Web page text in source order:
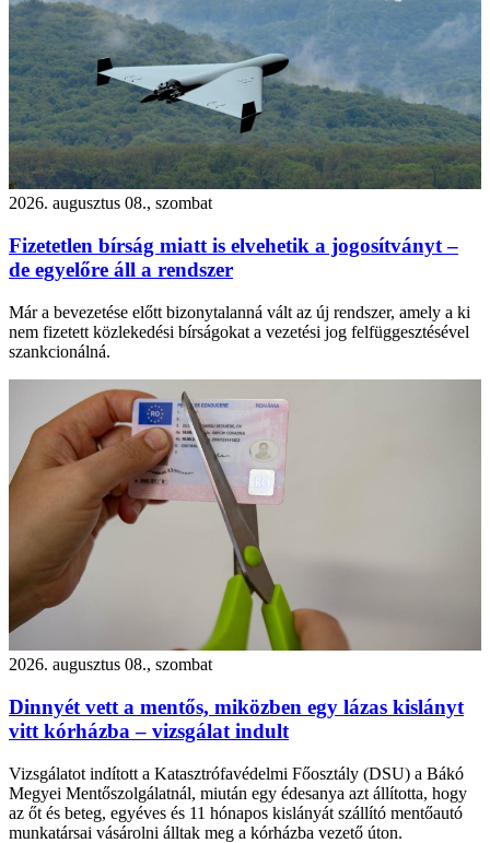
2026. augusztus 08., szombat
Fizetetlen bírság miatt is elvehetik a jogosítványt –
de egyelőre áll a rendszer
Már a bevezetése előtt bizonytalanná vált az új rendszer, amely a ki
nem fizetett közlekedési bírságokat a vezetési jog felfüggesztésével
szankcionálná.
2026. augusztus 08., szombat
Dinnyét vett a mentős, miközben egy lázas kislányt
vitt kórházba – vizsgálat indult
Vizsgálatot indított a Katasztrófavédelmi Főosztály (DSU) a Bákó
Megyei Mentőszolgálatnál, miután egy édesanya azt állította, hogy
az őt és beteg, egyéves és 11 hónapos kislányát szállító mentőautó
munkatársai vásárolni álltak meg a kórházba vezető úton.